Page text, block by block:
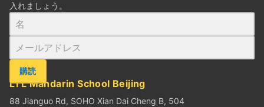
入れましょう。
購読
LTL Mandarin School Beijing
88 Jianguo Rd, SOHO Xian Dai Cheng B, 504